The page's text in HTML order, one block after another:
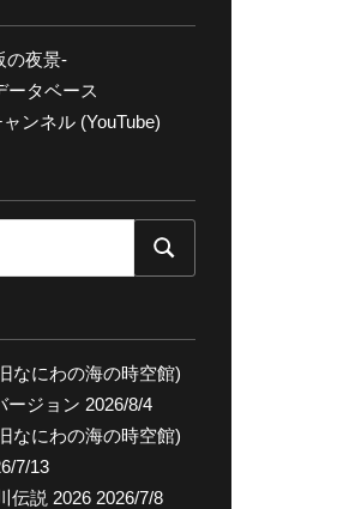
の夜景-
ータベース
ンネル (YouTube)
検
なにわの海の時空館)
ージョン 2026/8/4
なにわの海の時空館)
7/13
伝説 2026 2026/7/8